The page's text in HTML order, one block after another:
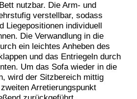
nutzbar. Die Arm- und
verstellbar, sodass
Liegepositionen individuell
Die Verwandlung in die
ein leichtes Anheben des
und das Entriegeln durch
Um das Sofa wieder in die
wird der Sitzbereich mittig
Arretierungspunkt